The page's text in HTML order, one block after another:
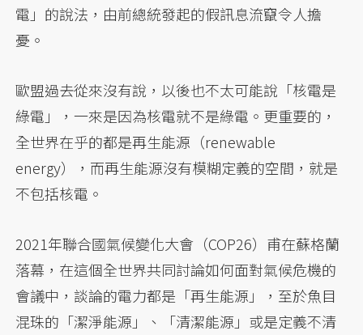
電」的說法，由前總統發起的假訊息流竄令人擔
憂。
歐盟過去從來沒有說，以後也不太可能說「核電是
綠電」，一來是因為核電就不是綠電。更重要的，
全世界在乎的都是再生能源（renewable
energy），而再生能源沒有模糊定義的空間，就是
不包括核電。
2021年聯合國氣候變化大會（COP26）甫在蘇格蘭
落幕，在這個全世界共同討論如何面對氣候危機的
會議中，談論的電力都是「再生能源」，至於魚目
混珠的「潔淨能源」、「清潔能源」或是定義不清